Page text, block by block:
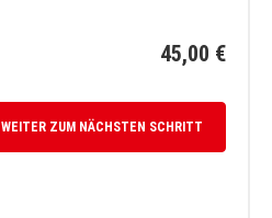
45,00 €
WEITER ZUM NÄCHSTEN SCHRITT